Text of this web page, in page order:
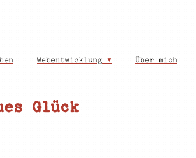
Webentwicklung Über mich
Glück